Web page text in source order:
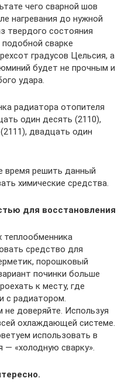
чего сварной шов
нагревания до нужной
твердого состояния
сварке
градусов Цельсия, а
будет не прочным и
удара.
радиатора отопителя
один десять (2110),
двадцать один
время решить данный
химические средства.
для восстановления
теплообменника
средство для
порошковый
починки больше
к месту, где
с радиатором.
доверяйте. Используя
охлаждающей системе.
использовать в
— «холодную сварку».